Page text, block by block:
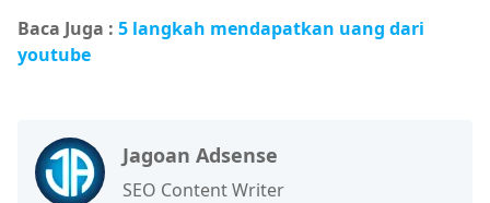
Baca Juga : 5 langkah mendapatkan uang dari
youtube
Jagoan Adsense
SEO Content Writer